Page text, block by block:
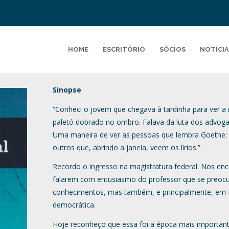
HOME ESCRITÓRIO SÓCIOS
Sinopse
“Conheci o jovem que chegava à tardinha para ver
paletó dobrado no ombro. Falava da luta dos
Uma maneira de ver as pessoas que lembra
outros que, abrindo a janela, veem os lírios.”
Recordo o ingresso na magistratura federal. Nos
falarem com entusiasmo do professor que se
conhecimentos, mas também, e principalmente,
democrática.
Hoje reconheço que essa foi a época mais